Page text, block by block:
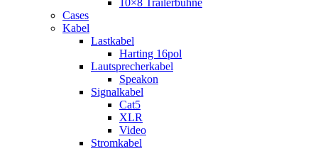
10×8 Trailerbühne
Cases
Kabel
Lastkabel
Harting 16pol
Lautsprecherkabel
Speakon
Signalkabel
Cat5
XLR
Video
Stromkabel